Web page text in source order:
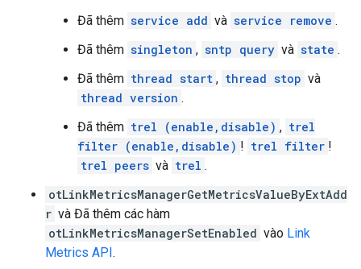
Đã thêm service add và service remove .
Đã thêm singleton , sntp query và state .
Đã thêm thread start , thread stop và
thread version .
Đã thêm trel (enable,disable) , trel
filter (enable,disable) ! trel filter !
trel peers và trel .
otLinkMetricsManagerGetMetricsValueByExtAdd
r và Đã thêm các hàm
otLinkMetricsManagerSetEnabled vào Link
Metrics API.